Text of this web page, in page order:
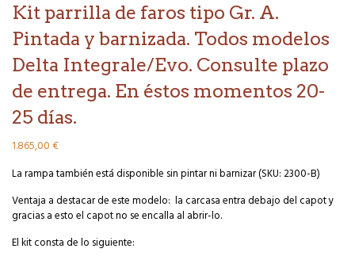
Kit parrilla de faros tipo Gr. A.
Pintada y barnizada. Todos modelos
Delta Integrale/Evo. Consulte plazo
de entrega. En éstos momentos 20-
25 días.
1.865,00€
La rampa también está disponible sin pintar ni barnizar (SKU: 2300-B)
Ventaja a destacar de este modelo: la carcasa entra debajo del capot y
gracias a esto el capot no se encalla al abrir-lo.
El kit consta de lo siguiente: